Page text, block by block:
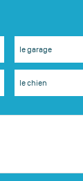
le garage
le chien